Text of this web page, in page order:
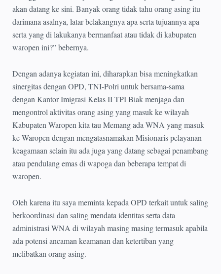
akan datang ke sini. Banyak orang tidak tahu orang asing itu
darimana asalnya, latar belakangnya apa serta tujuannya apa
serta yang di lakukanya bermanfaat atau tidak di kabupaten
waropen ini?” bebernya.
Dengan adanya kegiatan ini, diharapkan bisa meningkatkan
sinergitas dengan OPD, TNI-Polri untuk bersama-sama
dengan Kantor Imigrasi Kelas II TPI Biak menjaga dan
mengontrol aktivitas orang asing yang masuk ke wilayah
Kabupaten Waropen kita tau Memang ada WNA yang masuk
ke Waropen dengan mengatasnamakan Misionaris pelayanan
keagamaan selain itu ada juga yang datang sebagai penambang
atau pendulang emas di wapoga dan beberapa tempat di
waropen.
Oleh karena itu saya meminta kepada OPD terkait untuk saling
berkoordinasi dan saling mendata identitas serta data
administrasi WNA di wilayah masing masing termasuk apabila
ada potensi ancaman keamanan dan ketertiban yang
melibatkan orang asing.